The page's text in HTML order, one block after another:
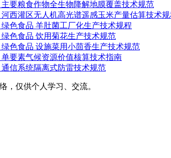
主要粮食作物全生物降解地膜覆盖技术规范
河西灌区无人机高光谱遥感玉米产量估算技术
绿色食品 羊肚菌工厂化生产技术规程
绿色食品 饮用菊花生产技术规范
绿色食品 设施菜用小茴香生产技术规范
单要素气候资源价值核算技术指南
通信系统隔离式防雷技术规范
，仅供个人学习、交流。